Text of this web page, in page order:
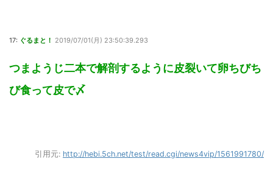
17: ぐるまと！ 2019/07/01(月) 23:50:39.293
つまようじ二本で解剖するように皮裂いて卵ちびち
び食って皮で〆
引用元: http://hebi.5ch.net/test/read.cgi/news4vip/1561991780/